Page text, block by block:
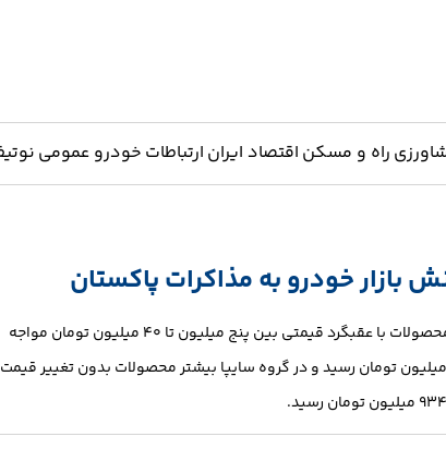
راه و مسکن اقتصاد ایران ارتباطات خودرو عمومی
کیمیا نعمت‌اله_ امروز ۲۲ فروردین ۱۴۰۵ در گروه محصولات ایران خودرو بیشتر محصولات با عقبگرد قیمتی بین پنج میلیون تا ۴۰ میلیون تومان مواجه
شدند و خودروی تارا اتومات با بیشترین کاهش قیمت به رقم یک میلیارد و ۹۸۳ میلیون تومان رسید و در گروه سایپا بیشتر محصولات بدون تغییر قیمت